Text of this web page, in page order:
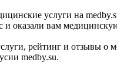
услуги на
и оказали вам
рейтинг и отзывы о
medby.su.